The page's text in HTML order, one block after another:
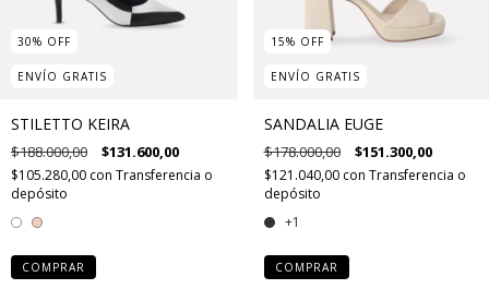
30% OFF
ENVÍO GRATIS
STILETTO KEIRA
$188.000,00 $131.600,00
$105.280,00 con Transferencia o
depósito
COMPRAR
15% OFF
ENVÍO GRATIS
SANDALIA EUGE
$178.000,00 $151.300,00
$121.040,00 con Transferencia o
depósito
+1
COMPRAR